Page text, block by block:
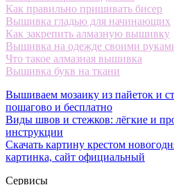
Как правильно пришивать бисер
Вышивка гладью для начинающих
Как закрепить алмазную вышивку
Вышивка на одежде своими
Что такое алмазная вышивка
Вышивка букв на ткани
Вышиваем мозаику из пайеток и
пошагово и бесплатно
Виды швов и стежков: лёгкие и
инструкции
Скачать картину крестом
картинка, сайт официальный
Сервисы